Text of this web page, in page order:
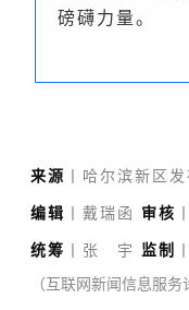
磅礴力量。
来源 丨哈尔滨新区发
编辑 丨戴瑞函 审核
统筹 丨张 宇 监制
（互联网新闻信息服